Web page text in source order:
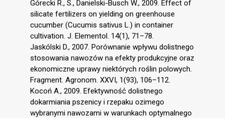
Górecki R., S., Danielski-Busch W., 2009. Effect of
silicate fertilizers on yielding on greenhouse
cucumber (Cucumis sativus L.) in container
cultivation. J. Elementol. 14(1), 71–78.
Jaskólski D., 2007. Porównanie wpływu dolistnego
stosowania nawozów na efekty produkcyjne oraz
ekonomiczne uprawy niektórych roślin polowych.
Fragment. Agronom. XXVI, 1(93), 106–112.
Kocoń A., 2009. Efektywność dolistnego
dokarmiania pszenicy i rzepaku ozimego
wybranymi nawozami w warunkach optymalnego